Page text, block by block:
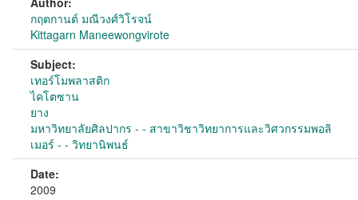
กฤตกานต์ มณีวงศ์วิโรจน์
Kittagarn Maneewongvirote
Subject:
เทอร์โมพลาสติก
ไคโตซาน
ยาง
มหาวิทยาลัยศิลปากร - - สาขาวิชาวิทยาการและวิศวกรรมพอลิ
เมอร์ - - วิทยานิพนธ์
Date:
2009